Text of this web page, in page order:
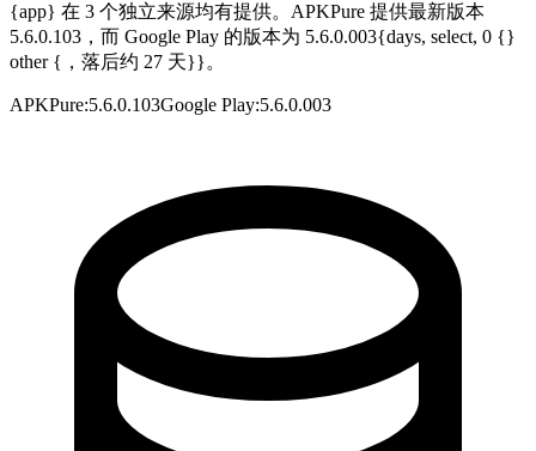
{app} 在 3 个独立来源均有提供。APKPure 提供最新版本
5.6.0.103，而 Google Play 的版本为 5.6.0.003{days, select, 0 {}
other {，落后约 27 天}}。
APKPure:5.6.0.103Google Play:5.6.0.003